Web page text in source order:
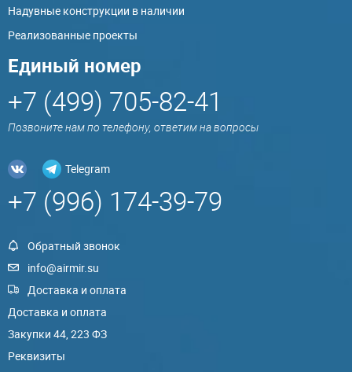
Надувные конструкции в наличии
Реализованные проекты
Единый номер
+7 (499) 705-82-41
Позвоните нам по телефону, ответим на вопросы
Telegram
+7 (996) 174-39-79
Обратный звонок
info@airmir.su
Доставка и оплата
Доставка и оплата
Закупки 44, 223 ФЗ
Реквизиты